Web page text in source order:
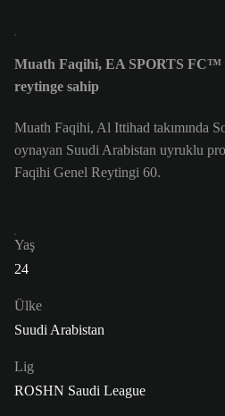
Muath Faqihi, EA SPORTS FC™
reytinge sahip
Muath Faqihi, Al Ittihad takımında
oynayan Suudi Arabistan uyruklu
Faqihi Genel Reytingi 60.
Yaş
24
Ülke
Suudi Arabistan
Lig
ROSHN Saudi League